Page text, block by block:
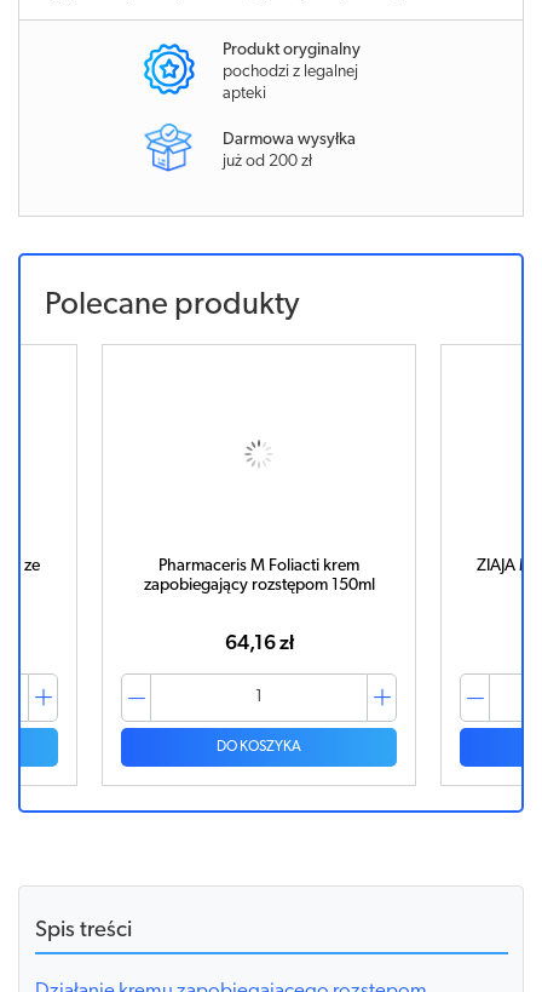
Produkt oryginalny
pochodzi z legalnej
apteki
Darmowa wysyłka
już od 200 zł
Polecane produkty
ze
Pharmaceris M Foliacti krem
zapobiegający rozstępom 150ml
64,16 zł
DO KOSZYKA
ZIAJA
Spis treści